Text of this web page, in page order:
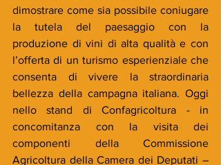
dimostrare come sia possibile coniugare
la tutela del paesaggio con la
produzione di vini di alta qualità e con
l’offerta di un turismo esperienziale che
consenta di vivere la straordinaria
bellezza della campagna italiana. Oggi
nello stand di Confagricoltura - in
concomitanza con la visita dei
componenti della Commissione
Agricoltura della Camera dei Deputati –